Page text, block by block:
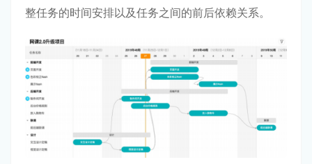
整任务的时间安排以及任务之间的前后依赖关系。